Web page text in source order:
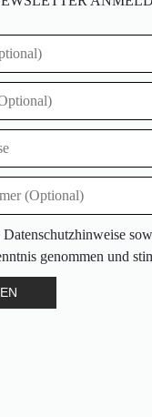
Datenschutzhinweise
genommen und